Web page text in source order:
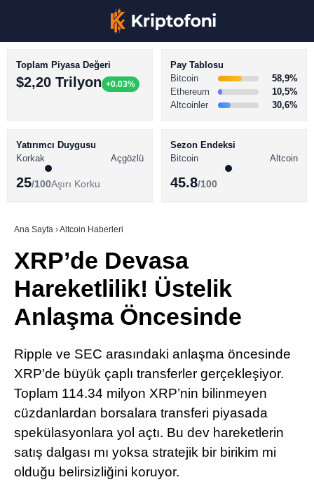
TikTok
LinkedIn
Telegram
BİTCOİN HABERLERİ
ALTCOİN HABERLERİ
SÖZLÜK
Toplam Piyasa Değeri
$2,20 Trilyon +0.03%
Pay Tablosu
Bitcoin
58,9%
Ethereum
10,5%
Altcoinler
30,6%
Yatırımcı Duygusu
Korkak
Açgözlü
25/100Aşırı Korku
Sezon Endeksi
Bitcoin
Altcoin
45.8/100
Ana Sayfa ›Altcoin Haberleri
XRP’de Devasa
Hareketlilik! Üstelik
Anlaşma Öncesinde
Ripple ve SEC arasındaki anlaşma öncesinde
XRP’de büyük çaplı transferler gerçekleşiyor.
Toplam 114.34 milyon XRP’nin bilinmeyen
cüzdanlardan borsalara transferi piyasada
spekülasyonlara yol açtı. Bu dev hareketlerin
satış dalgası mı yoksa stratejik bir birikim mi
olduğu belirsizliğini koruyor.